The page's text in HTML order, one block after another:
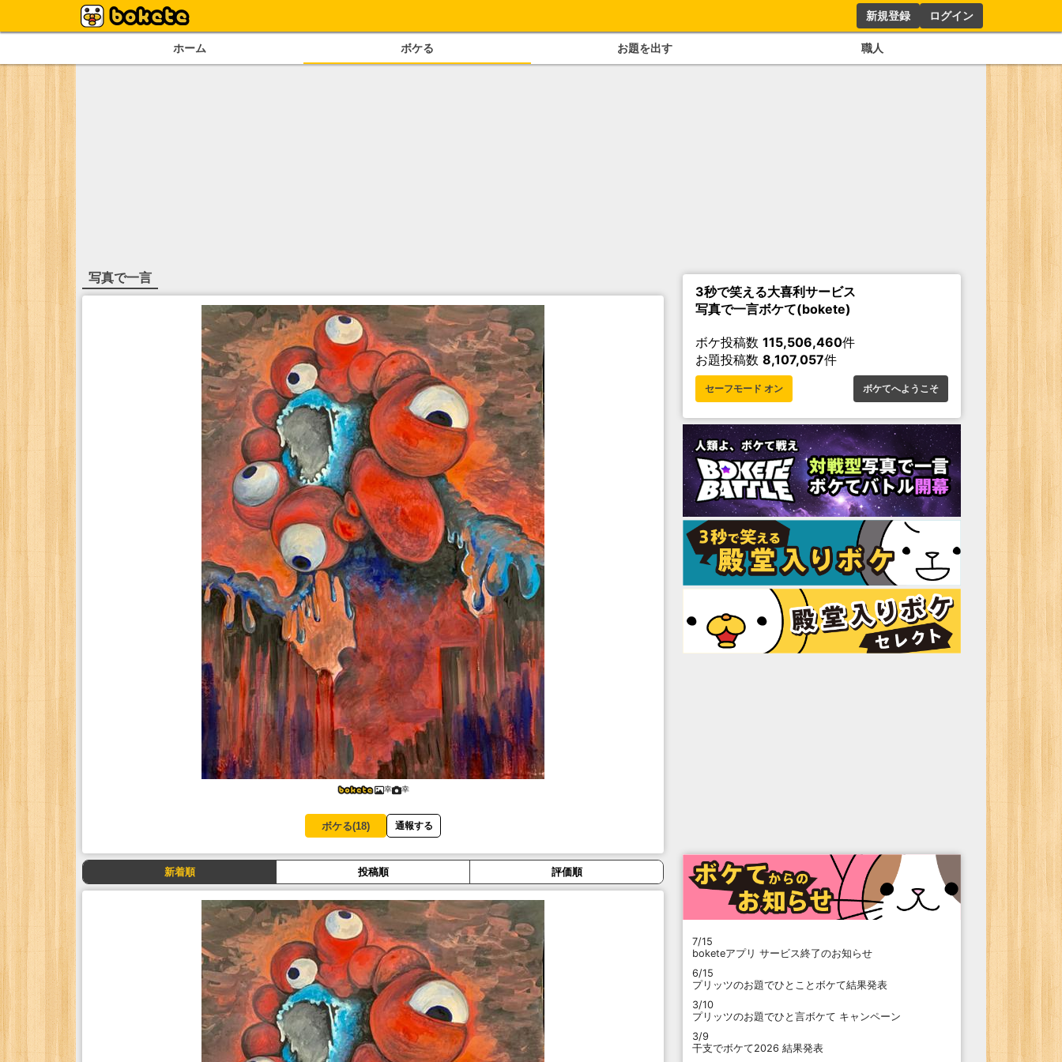
新規登録 ログイン
ホーム ボケる お題を出す 職人
写真で一言
幸 幸
ボケる(18) 通報する
新着順 投稿順 評価順
3秒で笑える大喜利サービス
写真で一言ボケて(bokete)
ボケ投稿数 115,506,460件
お題投稿数 8,107,057件
セーフモード オン ボケてへようこそ
7/15
boketeアプリ サービス終了のお知らせ
6/15
プリッツのお題でひとことボケて結果発表
3/10
プリッツのお題でひと言ボケて キャンペーン
3/9
干支でボケて2026 結果発表